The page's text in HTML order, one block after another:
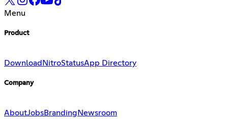
Menu
Product
Download NitroStatusApp Directory
Company
AboutJobsBranding Newsroom